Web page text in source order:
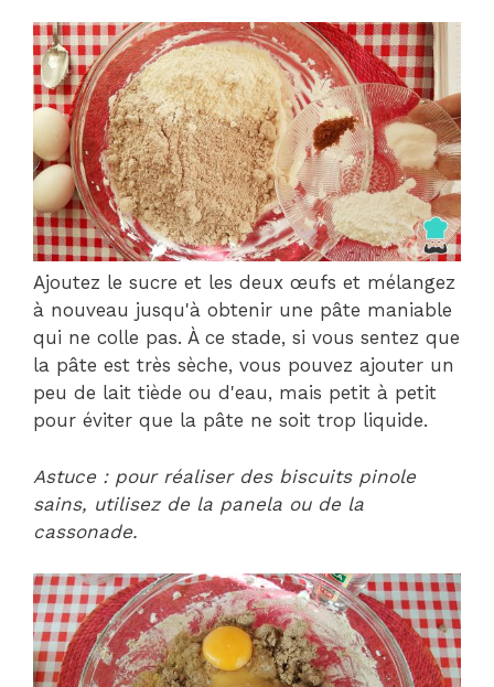
Ajoutez le sucre et les deux œufs et mélangez
à nouveau jusqu'à obtenir une pâte maniable
qui ne colle pas. À ce stade, si vous sentez que
la pâte est très sèche, vous pouvez ajouter un
peu de lait tiède ou d'eau, mais petit à petit
pour éviter que la pâte ne soit trop liquide.
Astuce : pour réaliser des biscuits pinole
sains, utilisez de la panela ou de la
cassonade.